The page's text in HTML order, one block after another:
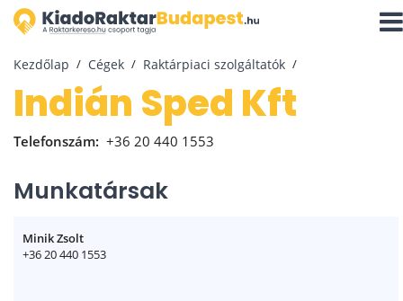
Kezdőlap Cégek Raktárpiaci szolgáltatók
Indián Sped Kft
Telefonszám: +36 20 440 1553
Munkatársak
Minik Zsolt
+36 20 440 1553